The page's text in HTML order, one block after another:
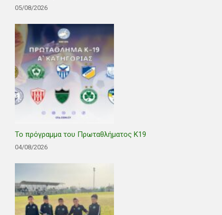
05/08/2026
Το πρόγραμμα του Πρωταθλήματος Κ19
04/08/2026